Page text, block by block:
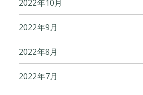
2022年10月
2022年9月
2022年8月
2022年7月